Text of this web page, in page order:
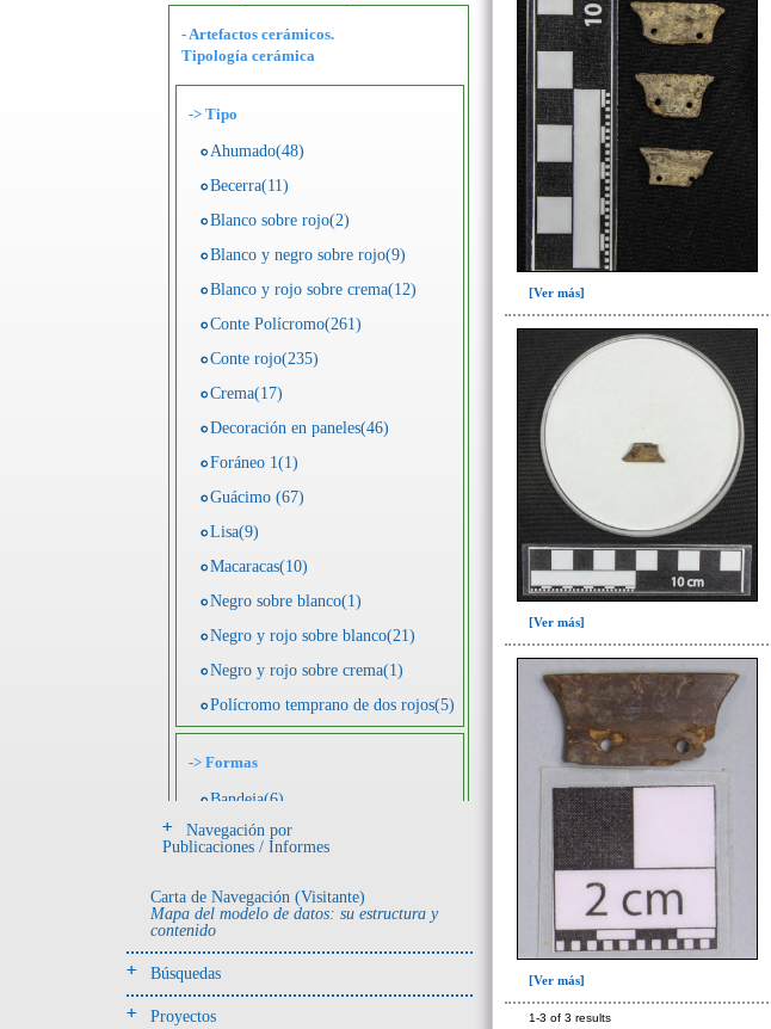
- Artefactos cerámicos.
Tipología cerámica
-> Tipo
Ahumado(48)
Becerra(11)
Blanco sobre rojo(2)
Blanco y negro sobre rojo(9)
Blanco y rojo sobre crema(12)
Conte Polícromo(261)
Conte rojo(235)
Crema(17)
Decoración en paneles(46)
Foráneo 1(1)
Guácimo (67)
Lisa(9)
Macaracas(10)
Negro sobre blanco(1)
Negro y rojo sobre blanco(21)
Negro y rojo sobre crema(1)
Polícromo temprano de dos rojos(5)
-> Formas
Bandeja(6)
Botella(4)
Efigie antropomorfa(24)
Efigie híbrida(2)
Efigie zoomorfa(56)
Navegación por
Publicaciones / Informes
Carta de Navegación (Visitante)
Mapa del modelo de datos: su estructura y
contenido
Búsquedas
Proyectos
[Ver más]
[Ver más]
[Ver más]
1-3 of 3 results